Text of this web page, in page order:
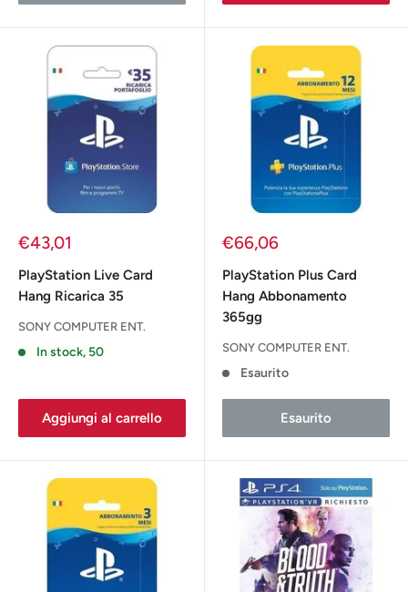
Prezzo
€43,01
PlayStation Live Card
Hang Ricarica 35
SONY COMPUTER ENT.
In stock, 50
Aggiungi al carrello
Prezzo
€66,06
PlayStation Plus Card
Hang Abbonamento
365gg
SONY COMPUTER ENT.
Esaurito
Esaurito